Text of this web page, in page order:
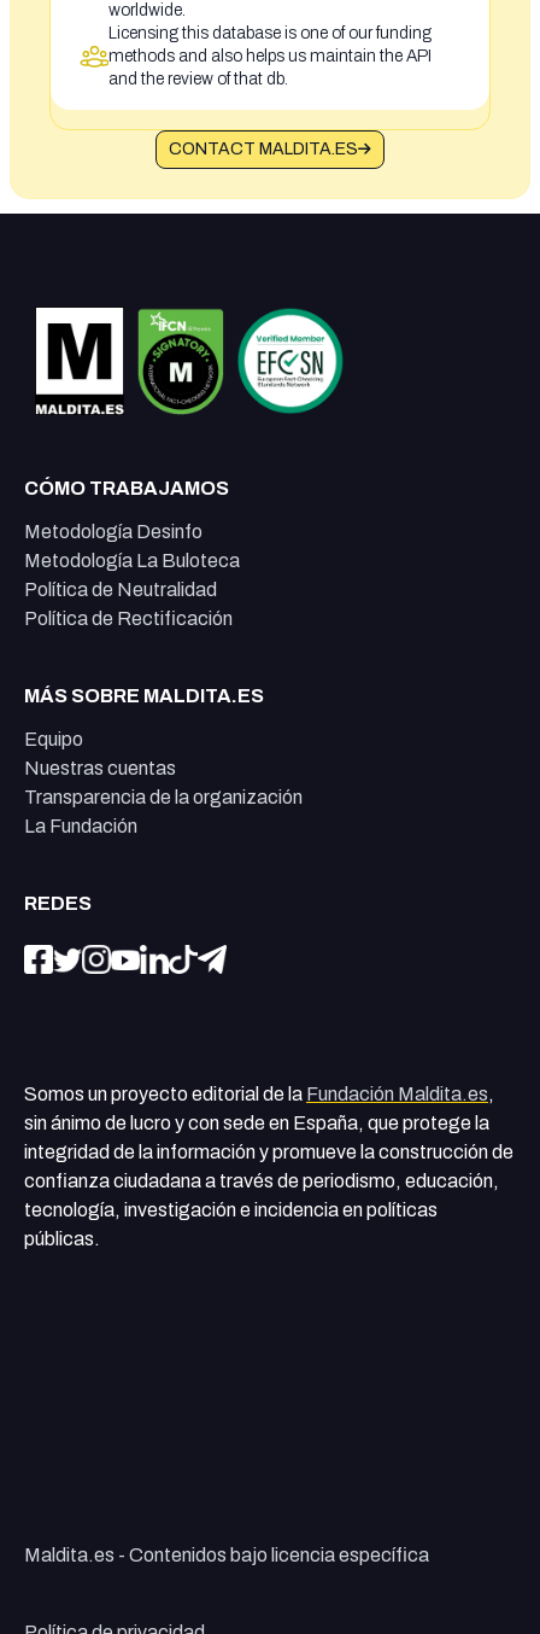
worldwide.
Licensing this database is one of our funding
methods and also helps us maintain the API
and the review of that db.
CONTACT MALDITA.ES
CÓMO TRABAJAMOS
Metodología Desinfo
Metodología La Buloteca
Política de Neutralidad
Política de Rectificación
MÁS SOBRE MALDITA.ES
Equipo
Nuestras cuentas
Transparencia de la organización
La Fundación
REDES
Somos un proyecto editorial de la Fundación Maldita.es,
sin ánimo de lucro y con sede en España, que protege la
integridad de la información y promueve la construcción de
confianza ciudadana a través de periodismo, educación,
tecnología, investigación e incidencia en políticas
públicas.
Maldita.es - Contenidos bajo licencia específica